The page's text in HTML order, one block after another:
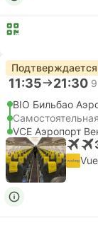
11:35 21:30
BIO Бильбао
VCE Аэропорт